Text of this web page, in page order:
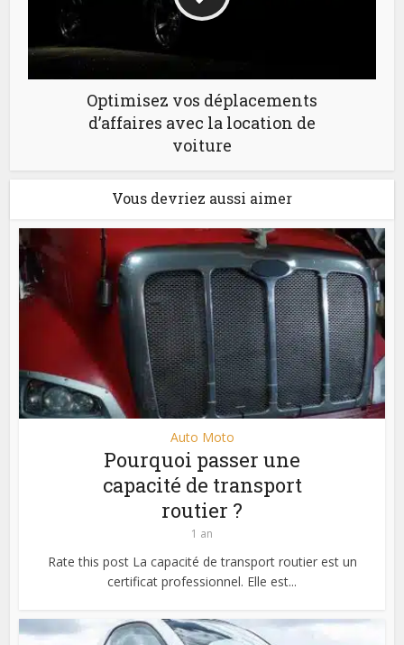
Optimisez vos déplacements
d’affaires avec la location de
voiture
Vous devriez aussi aimer
Auto Moto
Pourquoi passer une
capacité de transport
routier ?
1 an
Rate this post La capacité de transport routier est un
certificat professionnel. Elle est...